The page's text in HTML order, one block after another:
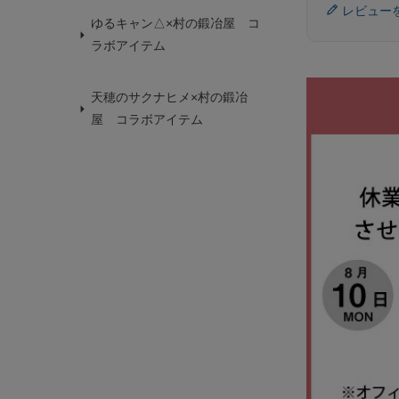
ゆるキャン△×村の鍛冶屋 コ
ラボアイテム
天穂のサクナヒメ×村の鍛冶
屋 コラボアイテム
レビュー